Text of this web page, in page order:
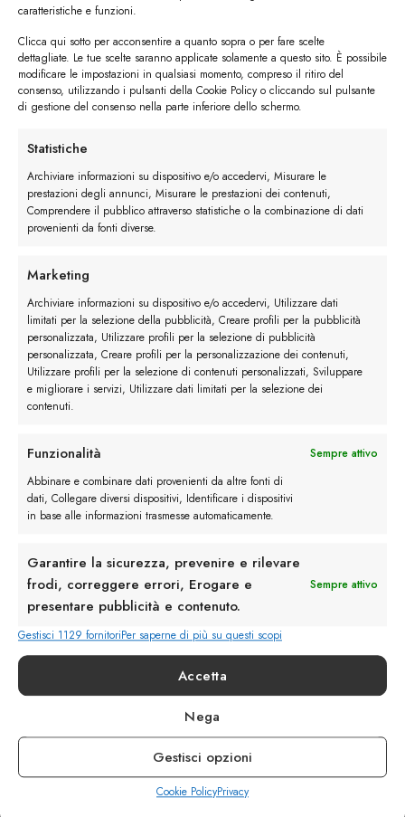
caratteristiche e funzioni.
Clicca qui sotto per acconsentire a quanto sopra o per fare scelte
dettagliate. Le tue scelte saranno applicate solamente a questo sito. È possibile
modificare le impostazioni in qualsiasi momento, compreso il ritiro del
consenso, utilizzando i pulsanti della Cookie Policy o cliccando sul pulsante
di gestione del consenso nella parte inferiore dello schermo.
Statistiche
Archiviare informazioni su dispositivo e/o accedervi, Misurare le
prestazioni degli annunci, Misurare le prestazioni dei contenuti,
Comprendere il pubblico attraverso statistiche o la combinazione di dati
provenienti da fonti diverse.
Marketing
Archiviare informazioni su dispositivo e/o accedervi, Utilizzare dati
limitati per la selezione della pubblicità, Creare profili per la pubblicità
personalizzata, Utilizzare profili per la selezione di pubblicità
personalizzata, Creare profili per la personalizzazione dei contenuti,
Utilizzare profili per la selezione di contenuti personalizzati, Sviluppare
e migliorare i servizi, Utilizzare dati limitati per la selezione dei
contenuti.
Funzionalità
Sempre attivo
Abbinare e combinare dati provenienti da altre fonti di
dati, Collegare diversi dispositivi, Identificare i dispositivi
in base alle informazioni trasmesse automaticamente.
Garantire la sicurezza, prevenire e rilevare
frodi, correggere errori, Erogare e
presentare pubblicità e contenuto.
Sempre attivo
Gestisci 1129 fornitoriPer saperne di più su questi scopi
Accetta
Nega
Gestisci opzioni
Cookie PolicyPrivacy
Precedente
Successivo→
Lascia un commento
Devi essere
Servizio Clienti
info@calzaturebelfiore.com
MI 20145 • Milano
Via Belfiore 9
Termini e Condizioni
Resi e Rimborsi
Spedizioni
Privacy